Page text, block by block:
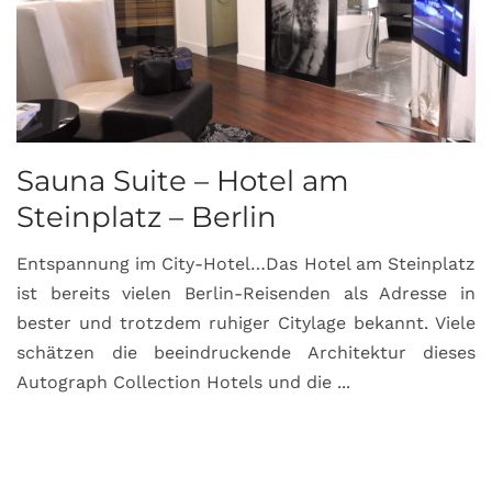
Sauna Suite – Hotel am
Steinplatz – Berlin
Entspannung im City-Hotel…Das Hotel am Steinplatz
ist bereits vielen Berlin-Reisenden als Adresse in
bester und trotzdem ruhiger Citylage bekannt. Viele
schätzen die beeindruckende Architektur dieses
Autograph Collection Hotels und die ...